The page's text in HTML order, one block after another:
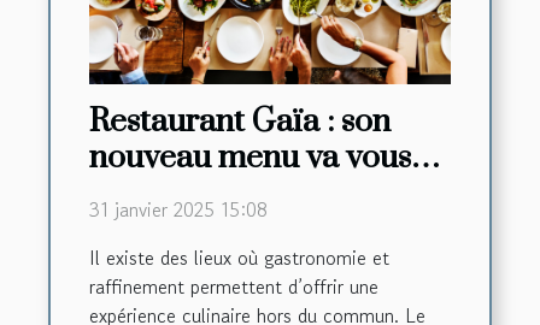
Restaurant Gaïa : son
nouveau menu va vous
faire saliver !
31 janvier 2025 15:08
Il existe des lieux où gastronomie et
raffinement permettent d’offrir une
expérience culinaire hors du commun. Le